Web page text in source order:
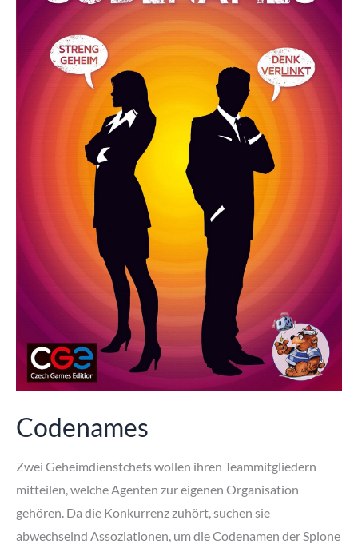
Codenames
Zwei Geheimdienstchefs wollen ihren Teammitgliedern
mitteilen, welche Agenten zur eigenen Organisation
gehören. Da die Konkurrenz zuhört, suchen sie
abwechselnd Assoziationen, um die Codenamen der Spione